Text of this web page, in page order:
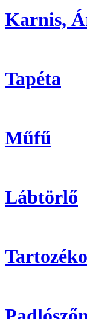
Karnis,
Tapéta
Műfű
Lábtörlő